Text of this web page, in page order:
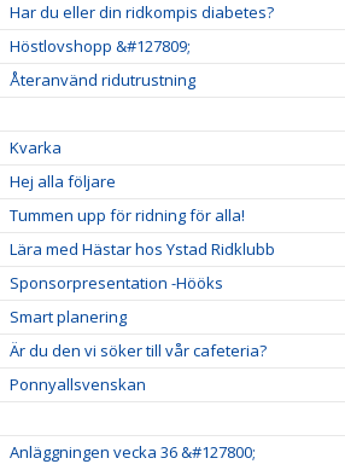
Har du eller din ridkompis diabetes?
Höstlovshopp &#127809;
Återanvänd ridutrustning
Kvarka
Hej alla följare
Tummen upp för ridning för alla!
Lära med Hästar hos Ystad Ridklubb
Sponsorpresentation -Hööks
Smart planering
Är du den vi söker till vår cafeteria?
Ponnyallsvenskan
Anläggningen vecka 36 &#127800;